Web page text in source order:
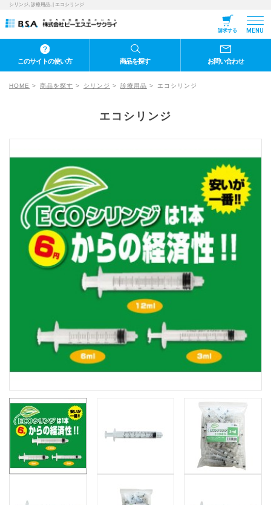
シリンジ, 診療用品, | エコシリンジ
請求する MENU
このサイトの使い方 商品を探す お問い合わせ
HOME 商品を探す シリンジ 診療用品 エコシリンジ
エコシリンジ